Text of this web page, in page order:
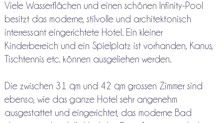
Viele Wasserflächen und einen schönen Infinity-Pool
besitzt das moderne, stilvolle und architektonisch
interressant eingerichtete Hotel. Ein kleiner
Kinderbereich und ein Spielplatz ist vorhanden, Kanus,
Tischtennis etc. können ausgeliehen werden.
Die zwischen 31 qm und 42 qm grossen Zimmer sind
ebenso, wie das ganze Hotel sehr angenehm
ausgestattet und eingerichtet, das moderne Bad